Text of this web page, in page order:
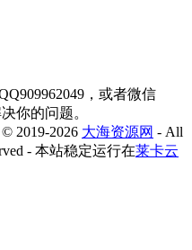
，或者微信
你的问题。
2019-2026 大海资源网 - All
- 本站稳定运行在莱卡云